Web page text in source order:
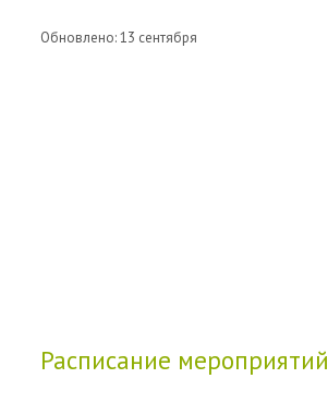
Обновлено: 13 сентября
Расписание мероприятий